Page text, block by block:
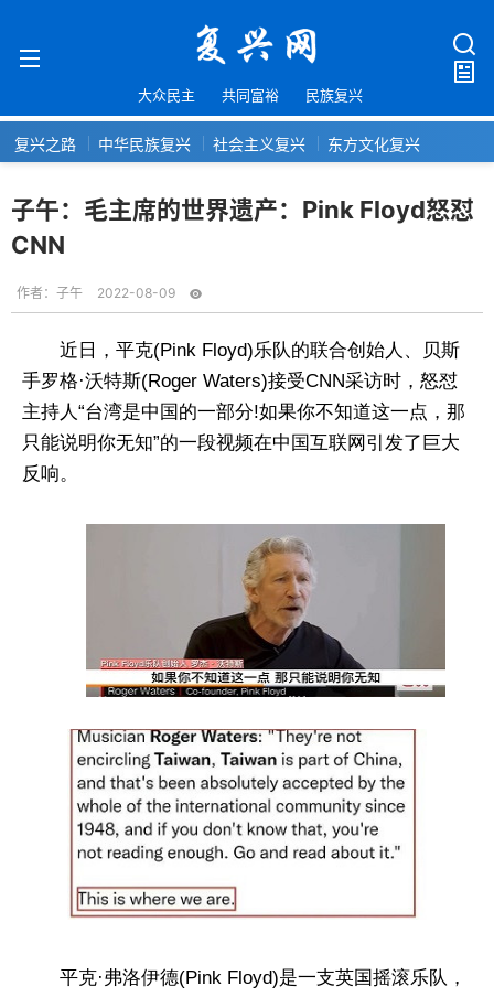
大众民主 共同富裕 民族复兴
复兴之路 中华民族复兴 社会主义复兴 东方文化复兴
子午：毛主席的世界遗产：Pink Floyd怒怼
CNN
作者： 子午 2022-08-09
近日，平克(Pink Floyd)乐队的联合创始人、贝斯
手罗格·沃特斯(Roger Waters)接受CNN采访时，怒怼
主持人“台湾是中国的一部分!如果你不知道这一点，那
只能说明你无知”的一段视频在中国互联网引发了巨大
反响。
平克·弗洛伊德(Pink Floyd)是一支英国摇滚乐队，